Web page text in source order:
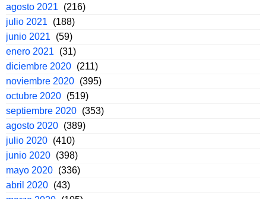
agosto 2021
(216)
julio 2021
(188)
junio 2021
(59)
enero 2021
(31)
diciembre 2020 (211)
noviembre 2020 (395)
octubre 2020 (519)
septiembre 2020 (353)
agosto 2020 (389)
julio 2020 (410)
junio 2020 (398)
mayo 2020 (336)
abril 2020 (43)